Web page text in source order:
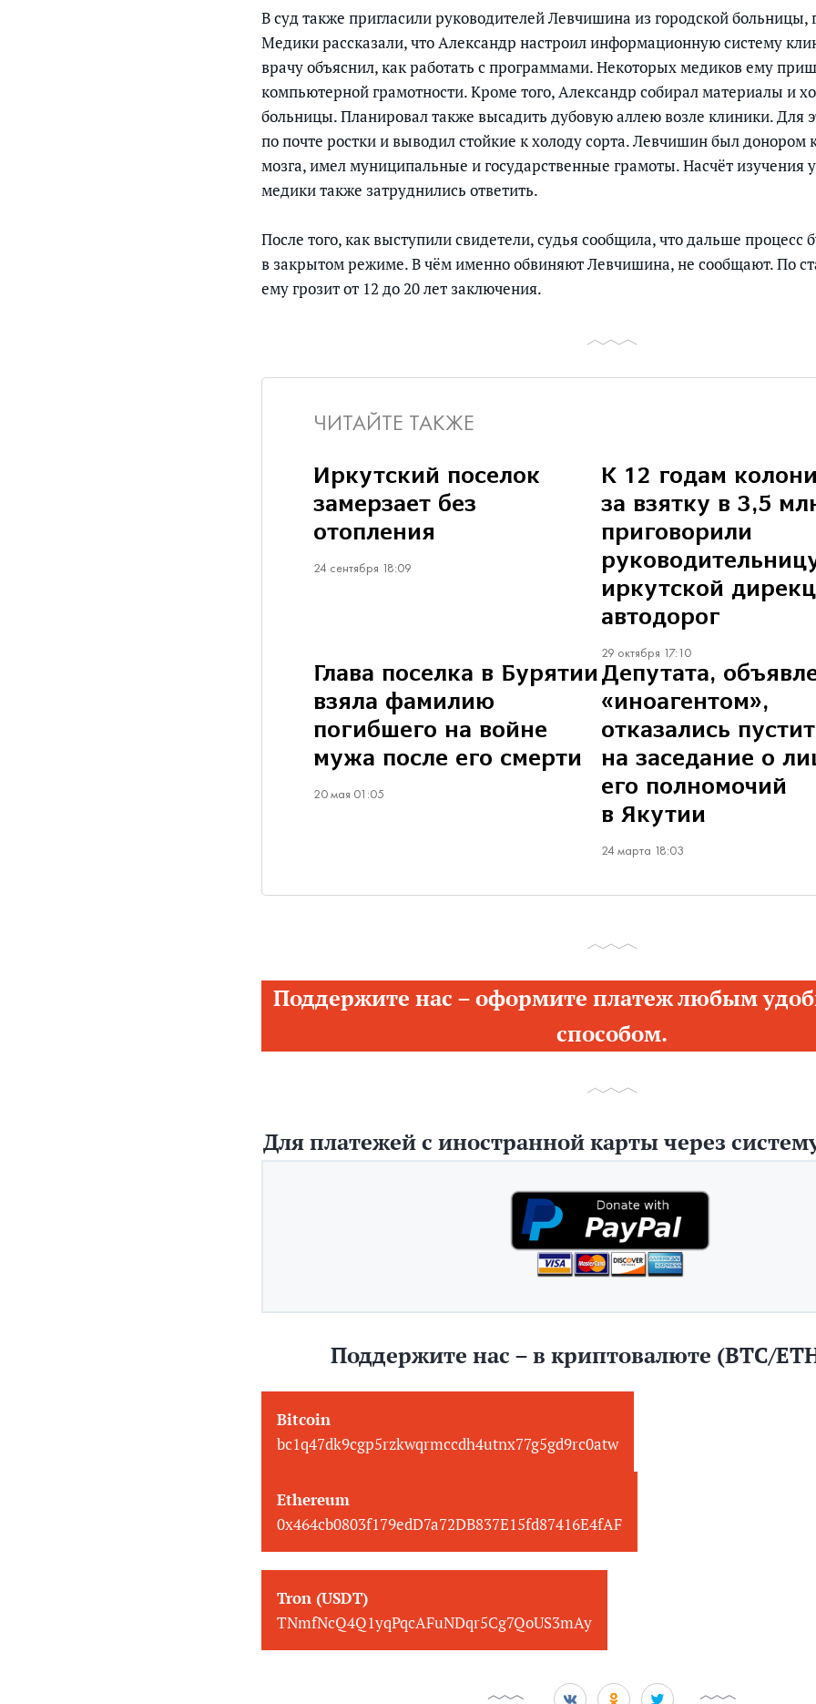
В суд также пригласили руководителей Левчишина из городской больницы,
Медики рассказали, что Александр настроил информационную систему
врачу объяснил, как работать с программами. Некоторых медиков ему
компьютерной грамотности. Кроме того, Александр собирал материалы и
больницы. Планировал также высадить дубовую аллею возле клиники. Для
по почте ростки и выводил стойкие к холоду сорта. Левчишин был донором
мозга, имел муниципальные и государственные грамоты. Насчёт изучения
медики также затруднились ответить.
После того, как выступили свидетели, судья сообщила, что дальше процесс
в закрытом режиме. В чём именно обвиняют Левчишина, не сообщают. По
ему грозит от 12 до 20 лет заключения.
ЧИТАЙТЕ ТАКЖЕ
Иркутский поселок
замерзает без
отопления
24 сентября 18:09
К 12 годам
за взятку в 3,5
приговорили
иркутской
автодорог
29 октября 17:10
Глава поселка в Бурятии
взяла фамилию
погибшего на войне
мужа после его смерти
20 мая 01:05
Депутата,
«иноагентом»,
отказались
на заседание о
его полномочий
в Якутии
24 марта 18:03
Поддержите нас – оформите платеж любым
способом.
Для платежей с иностранной карты через
Поддержите нас – в криптовалюте (BTC/
Bitcoin
bc1q47dk9cgp5rzkwqrmccdh4utnx77g5gd9rc0atw
Ethereum
0x464cb0803f179edD7a72DB837E15fd87416E4fAF
Tron (USDT)
TNmfNcQ4Q1yqPqcAFuNDqr5Cg7QoUS3mAy